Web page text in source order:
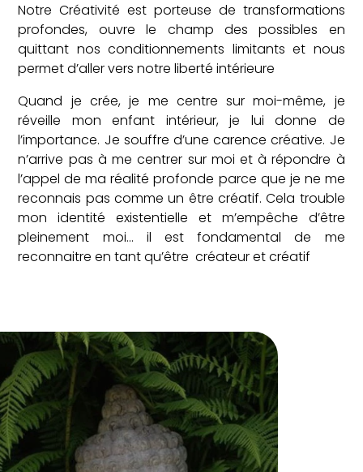
Notre Créativité est porteuse de transformations
profondes, ouvre le champ des possibles en
quittant nos conditionnements limitants et nous
permet d’aller vers notre liberté intérieure
Quand je crée, je me centre sur moi-même, je
réveille mon enfant intérieur, je lui donne de
l’importance. Je souffre d’une carence créative. Je
n’arrive pas à me centrer sur moi et à répondre à
l’appel de ma réalité profonde parce que je ne me
reconnais pas comme un être créatif. Cela trouble
mon identité existentielle et m’empêche d’être
pleinement moi… il est fondamental de me
reconnaitre en tant qu’être créateur et créatif